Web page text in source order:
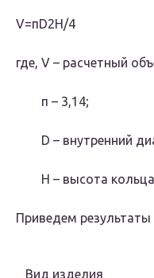
V=πD2H/4
где, V – расчетный
π – 3,14;
D – внутренний
H – высота
Приведем результаты
Вид изделия